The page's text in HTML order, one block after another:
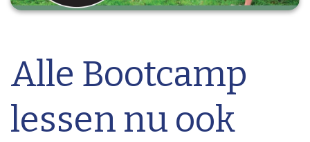
Alle Bootcamp
lessen nu ook